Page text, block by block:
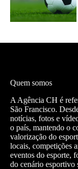
Quem somos
A Agência CH é
São Francisco.
notícias, fotos e
o país, mantendo o
valorização do
locais, competições
eventos do esporte,
do cenário esportivo